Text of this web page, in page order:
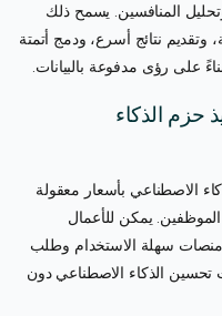
وتحليل المنافسين. يسمح ذلك
وتقديم نتائج أسرع، ودمج أتمتة
على رؤى مدفوعة بالبيانات.
حزم الذكاء
الاصطناعي بأسعار معقولة
يمكن للأعمال
منصات سهلة الاستخدام وطلب
تحسين الذكاء الاصطناعي دون